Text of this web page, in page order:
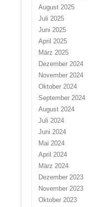
August 2025
Juli 2025
Juni 2025
April 2025
März 2025
Dezember 2024
November 2024
Oktober 2024
September 2024
August 2024
Juli 2024
Juni 2024
Mai 2024
April 2024
März 2024
Dezember 2023
November 2023
Oktober 2023